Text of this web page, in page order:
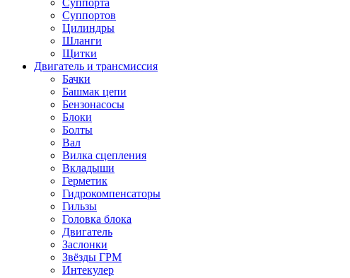
Суппорта
Суппортов
Цилиндры
Шланги
Щитки
Двигатель и трансмиссия
Бачки
Башмак цепи
Бензонасосы
Блоки
Болты
Вал
Вилка сцепления
Вкладыши
Герметик
Гидрокомпенсаторы
Гильзы
Головка блока
Двигатель
Заслонки
Звёзды ГРМ
Интекулер